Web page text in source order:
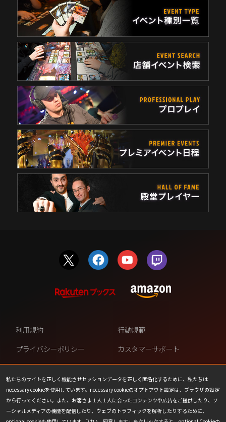
私たちのサイトを正しく機能させセッションデータを正しく匿名化するために、私たちは
necessary cookieを使用しています。necessary cookieのオプトアウト設定は、ブラウザの設定
から行ってください。また、お客さま１人１人に合ったコンテンツや広告をご提供したり、ソ
ーシャルメディアの機能を配信したり、ウェブのトラフィックを解析したりするために、
利用規約
行動規範
プライバシーポリシー
カスタマーサポート
ファンコンテンツ・ポリシー
個人情報の販売や共有を許可し
ない
COOKIE
プレスリリース
会社情報
お問い合わせ